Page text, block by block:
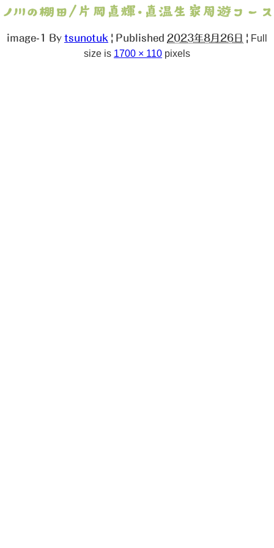
image-1 By tsunotuk | Published 2023年8月26日 | Full
size is 1700 × 110 pixels